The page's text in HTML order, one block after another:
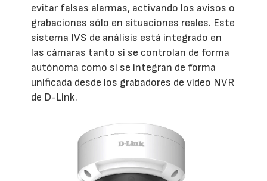
evitar falsas alarmas, activando los avisos o
grabaciones sólo en situaciones reales. Este
sistema IVS de análisis está integrado en
las cámaras tanto si se controlan de forma
autónoma como si se integran de forma
unificada desde los grabadores de vídeo NVR
de D-Link.